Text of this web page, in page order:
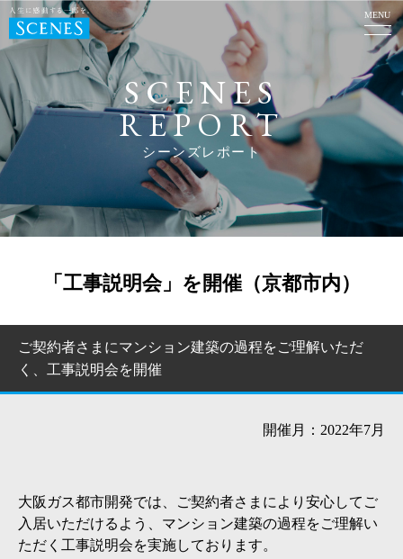
MENU
SCENES
REPORT
シーンズレポート
「工事説明会」を開催（京都市内）
ご契約者さまにマンション建築の過程をご理解いただ
く、工事説明会を開催
開催月：2022年7月
大阪ガス都市開発では、ご契約者さまにより安心してご
入居いただけるよう、マンション建築の過程をご理解い
ただく工事説明会を実施しております。